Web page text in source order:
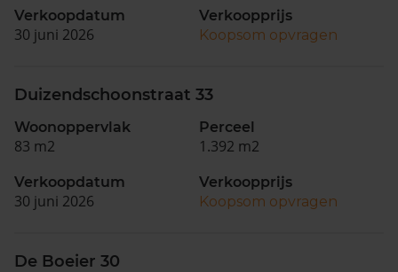
Verkoopdatum
30 juni 2026
Verkoopprijs
Koopsom opvragen
Duizendschoonstraat 33
Woonoppervlak
83 m2
Perceel
1.392 m2
Verkoopdatum
30 juni 2026
Verkoopprijs
Koopsom opvragen
De Boeier 30